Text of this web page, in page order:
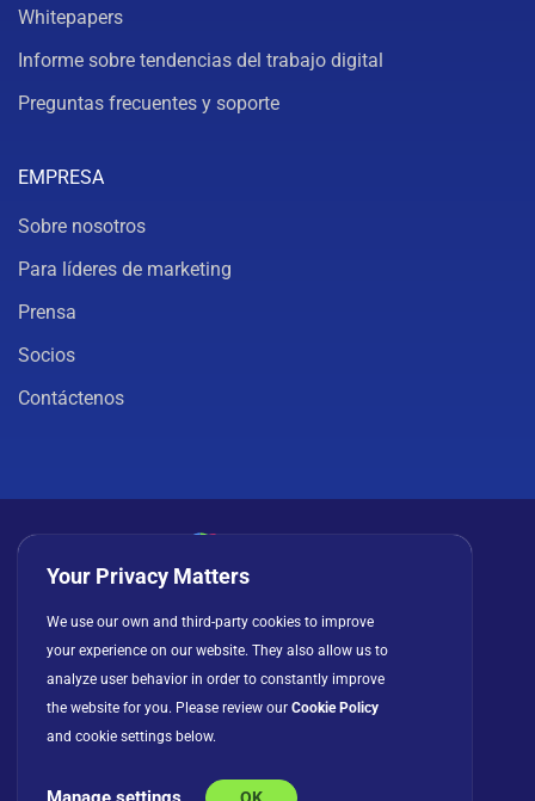
Whitepapers
Informe sobre tendencias del trabajo digital
Preguntas frecuentes y soporte
EMPRESA
Sobre nosotros
Para líderes de marketing
Prensa
Socios
Contáctenos
Política de privacidad Cookies
Acuerdo de licencia
Your Privacy Matters
We use our own and third-party cookies to improve
your experience on our website. They also allow us to
analyze user behavior in order to constantly improve
the website for you. Please review our Cookie Policy
and cookie settings below.